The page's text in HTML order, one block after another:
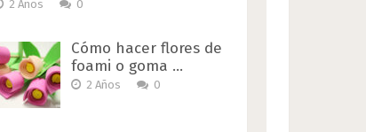
2 Años 0
Cómo hacer flores de
foami o goma …
2 Años 0